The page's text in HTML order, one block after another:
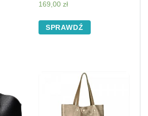
169,00 zł
SPRAWDŹ